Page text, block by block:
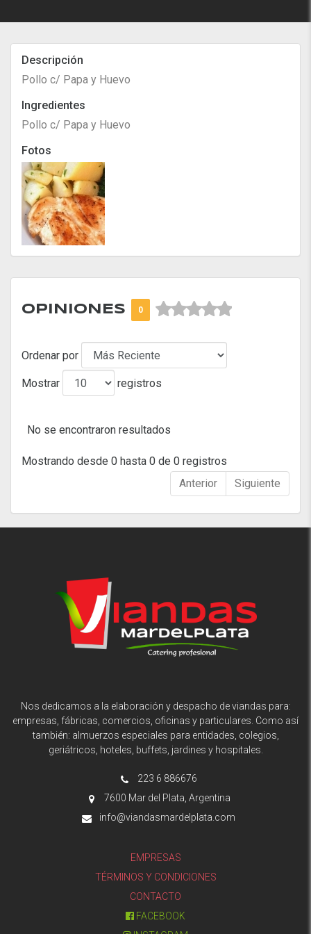
Descripción
Pollo c/ Papa y Huevo
Ingredientes
Pollo c/ Papa y Huevo
Fotos
OPINIONES 0 


Ordenar por
Mostrar registros
No se encontraron resultados
Mostrando desde 0 hasta 0 de 0 registros
Anterior
Siguiente
Nos dedicamos a la elaboración y despacho de viandas para:
empresas, fábricas, comercios, oficinas y particulares. Como así
también: almuerzos especiales para entidades, colegios,
geriátricos, hoteles, buffets, jardines y hospitales.
223 6 886676
7600 Mar del Plata, Argentina
info@viandasmardelplata.com
EMPRESAS
TÉRMINOS Y CONDICIONES
CONTACTO
FACEBOOK